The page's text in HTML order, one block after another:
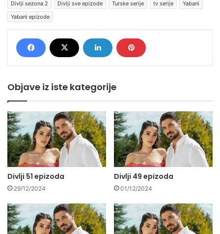
Divlji sezona 2 Divlji sve epizode Turske serije tv serije
Yabani
Yabani epizode
Objave iz iste kategorije
Divlji 51 epizoda
29/12/2024
Divlji 49 epizoda
01/12/2024